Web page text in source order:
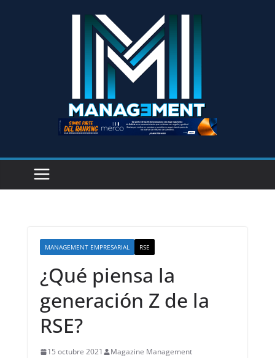
MANAGEMENT EMPRESARIAL RSE
¿Qué piensa la
generación Z de la
RSE?
15 octubre 2021 Magazine Management